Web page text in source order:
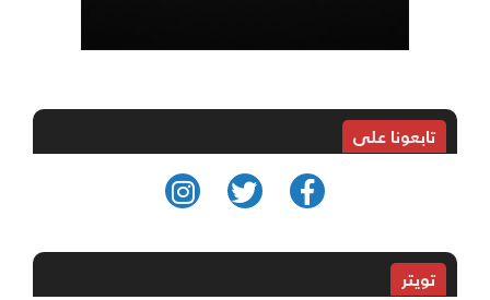
تابعونا على
تويتر